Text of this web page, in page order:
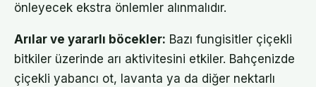
önleyecek ekstra önlemler alınmalıdır.
Arılar ve yararlı böcekler: Bazı fungisitler çiçekli
bitkiler üzerinde arı aktivitesini etkiler. Bahçenizde
çiçekli yabancı ot, lavanta ya da diğer nektarlı